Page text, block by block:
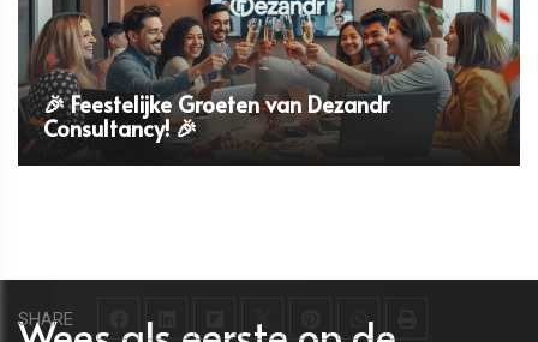
SHARE
🎉 Feestelijke Groeten van Dezandr
Consultancy! 🎉